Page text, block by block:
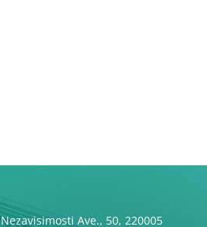
Nezavisimosti Ave., 50, 220005